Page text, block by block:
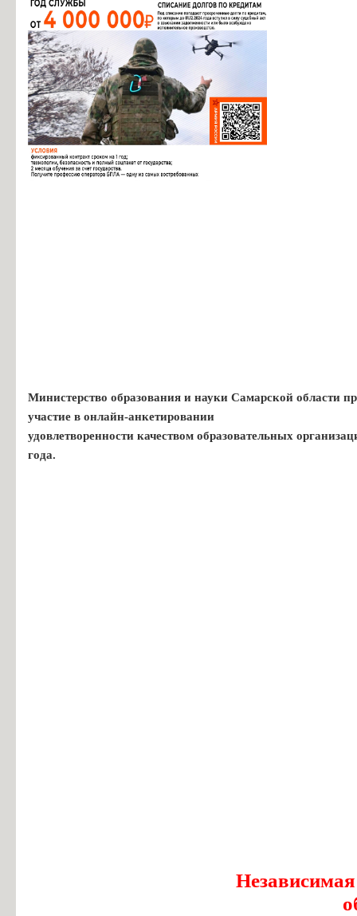
Министерство образования и науки Самарской области
участие в онлайн-анкетировании
удовлетворенности качеством образовательных
года.